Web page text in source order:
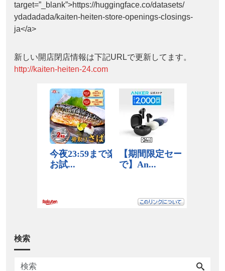
target=”_blank”>https://huggingface.co/datasets/
ydadadada/kaiten-heiten-store-openings-closings-
ja</a>
新しい開店閉店情報は下記URLで更新してます。
http://kaiten-heiten-24.com
検索